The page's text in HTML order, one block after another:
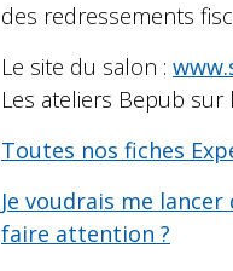
des redressements
Le site du salon :
Les ateliers Bepub sur
Toutes nos fiches
Je voudrais me
faire attention ?